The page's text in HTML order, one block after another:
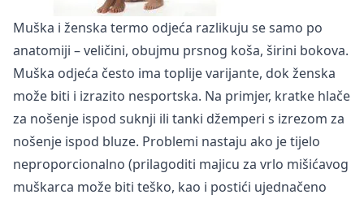
Muška i ženska termo odjeća razlikuju se samo po
anatomiji – veličini, obujmu prsnog koša, širini bokova.
Muška odjeća često ima toplije varijante, dok ženska
može biti i izrazito nesportska. Na primjer, kratke hlače
za nošenje ispod suknji ili tanki džemperi s izrezom za
nošenje ispod bluze. Problemi nastaju ako je tijelo
neproporcionalno (prilagoditi majicu za vrlo mišićavog
muškarca može biti teško, kao i postići ujednačeno